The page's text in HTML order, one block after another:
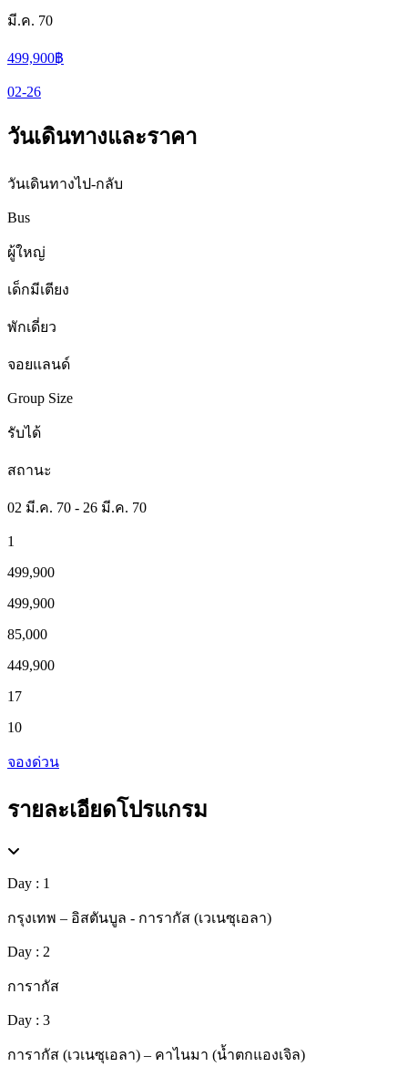
มี.ค. 70
499,900฿
02-26
วันเดินทางและราคา
วันเดินทางไป-กลับ
Bus
ผู้ใหญ่
เด็กมีเตียง
พักเดี่ยว
จอยแลนด์
Group Size
รับได้
สถานะ
02 มี.ค. 70 - 26 มี.ค. 70
1
499,900
499,900
85,000
449,900
17
10
จองด่วน
รายละเอียดโปรแกรม
Day : 1
กรุงเทพ – อิสตันบูล - การากัส (เวเนซุเอลา)
Day : 2
การากัส
Day : 3
การากัส (เวเนซุเอลา) – คาไนมา (น้ำตกแองเจิล)